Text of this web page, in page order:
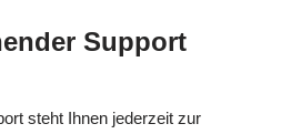
Support
steht Ihnen jederzeit zur